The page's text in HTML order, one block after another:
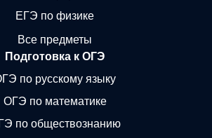
ЕГЭ по физике
Все предметы
Подготовка к ОГЭ
по русскому языку
ОГЭ по математике
по обществознанию